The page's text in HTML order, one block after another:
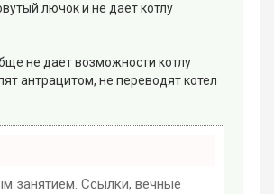
лючок и не дает котлу
не дает возможности котлу
антрацитом, не переводят котел
занятием. Ссылки, вечные